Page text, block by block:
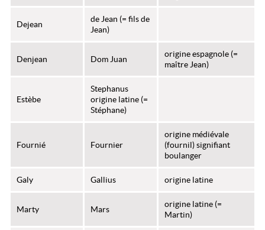
Dejean
de Jean (= fils de
Jean)
Denjean Dom Juan
origine espagnole (=
maître Jean)
Estèbe
Stephanus
origine latine (=
Stéphane)
Fournié Fournier
origine médiévale
(fournil) signifiant
boulanger
Galy Gallius origine latine
Marty Mars
origine latine (=
Martin)